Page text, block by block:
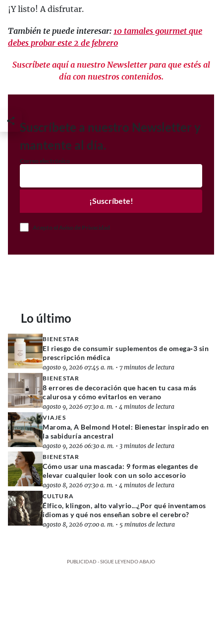
¡Y listo! A disfrutar.
También te puede interesar: 10 tamales gourmet que
debes probar este 2 de febrero
Suscríbete aquí a nuestro Newsletter para que estés al
día con nuestros contenidos.
Suscríbete a nuestro Newsletter y
mantente al día.
Correo electrónico
¡Suscríbete!
Acepto el Aviso de Privacidad
Lo último
BIENESTAR
El riesgo de consumir suplementos de omega‑3 sin
prescripción médica
agosto 9, 2026 07:45 a. m. • 7 minutos de lectura
BIENESTAR
8 errores de decoración que hacen tu casa más
calurosa y cómo evitarlos en verano
agosto 9, 2026 07:30 a. m. • 4 minutos de lectura
VIAJES
Maroma, A Belmond Hotel: Bienestar inspirado en
la sabiduría ancestral
agosto 9, 2026 06:30 a. m. • 3 minutos de lectura
BIENESTAR
Cómo usar una mascada: 9 formas elegantes de
elevar cualquier look con un solo accesorio
agosto 8, 2026 07:30 a. m. • 4 minutos de lectura
CULTURA
Élfico, klingon, alto valyrio...¿Por qué inventamos
idiomas y qué nos enseñan sobre el cerebro?
agosto 8, 2026 07:00 a. m. • 5 minutos de lectura
PUBLICIDAD - SIGUE LEYENDO ABAJO